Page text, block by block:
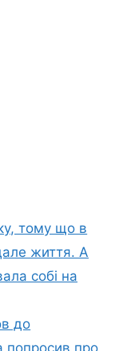
тому що в
життя. А
собі на
до
попросив про